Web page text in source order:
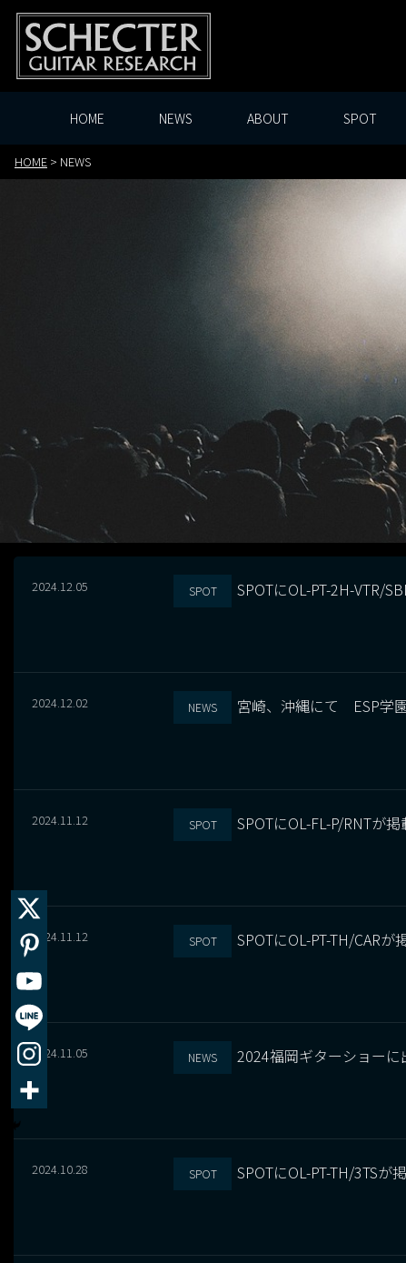
HOME NEWS ABOUT SPOT
HOME > NEWS
2024.12.05 SPOT SPOTにOL-PT-2H-VTR/
2024.12.02 NEWS 宮崎、沖縄にて ESP学
2024.11.12 SPOT SPOTにOL-FL-P/RNTが
2024.11.12 SPOT SPOTにOL-PT-TH/CARが
2024.11.05 NEWS 2024福岡ギターショーに
2024.10.28 SPOT SPOTにOL-PT-TH/3TSが